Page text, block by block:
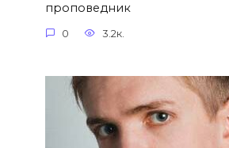
проповедник
0 3.2к.